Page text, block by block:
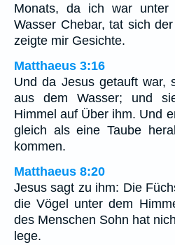
Monats, da ich war unter
Wasser Chebar, tat sich
zeigte mir Gesichte.
Matthaeus 3:16
Und da Jesus getauft war,
aus dem Wasser; und
Himmel auf Über ihm. Und
gleich als eine Taube
kommen.
Matthaeus 8:20
Jesus sagt zu ihm: Die
die Vögel unter dem
des Menschen Sohn hat
lege.